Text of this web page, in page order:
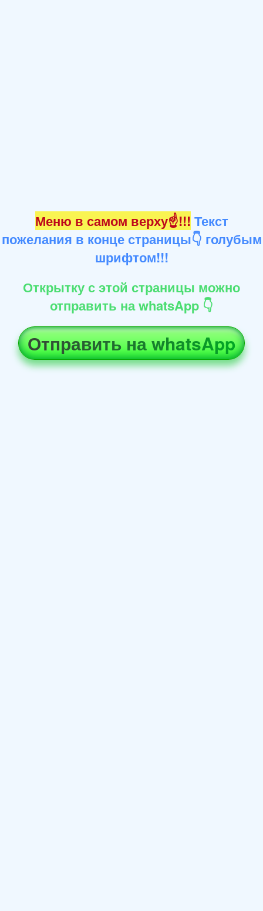
Меню в самом верху☝!!! Текст
пожелания в конце страницы👇 голубым
шрифтом!!!
Открытку с этой страницы можно
отправить на whatsApp 👇
Отправить на whatsApp